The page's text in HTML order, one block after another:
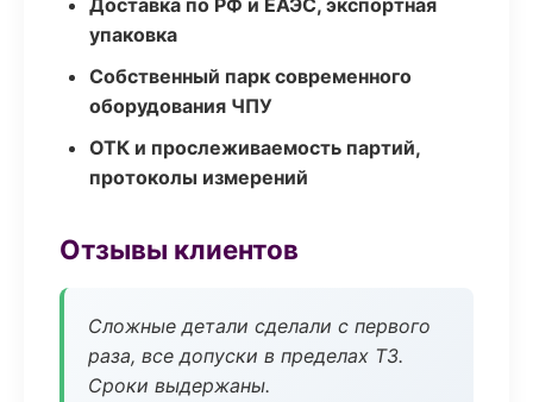
Доставка по РФ и ЕАЭС, экспортная
упаковка
Собственный парк современного
оборудования ЧПУ
ОТК и прослеживаемость партий,
протоколы измерений
Отзывы клиентов
Сложные детали сделали с первого
раза, все допуски в пределах ТЗ.
Сроки выдержаны.